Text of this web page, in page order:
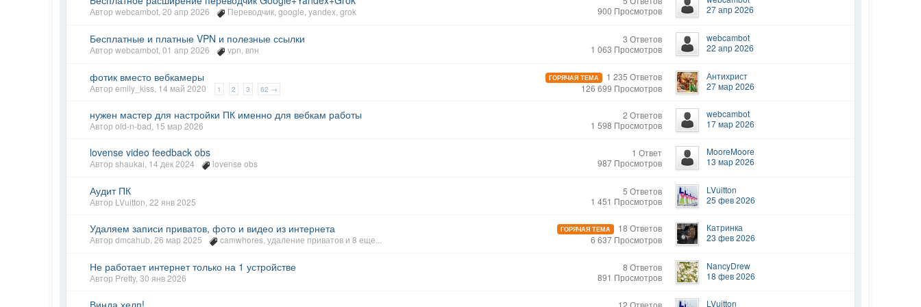
Авторwebcambot ,20 апр 2026 Переводчик ,google ,yandex ,grok
900 Просмотров
27 апр 2026
Бесплатные и платные VPN и полезные ссылки
Авторwebcambot ,01 апр 2026 vpn впн
3 Ответов
1 063 Просмотров
webcambot
22 апр 2026
фотик вместо вебкамеры
Авторemily_kiss 14 май 2020 1 2 3 62 →
ГОРЯЧАЯ ТЕМА
1 235 Ответов
126 699 Просмотров
Антихрист
27 мар 2026
нужен мастер для настройки ПК именно для вебкам работы
Авторold-n-bad 15 мар 2026
2 Ответов
1 598 Просмотров
webcambot
17 мар 2026
lovense video feedback obs
Авторshaukai 14 дек 2024 lovense obs
1 Ответ
987 Просмотров
MooreMoore
13 мар 2026
Аудит ПК
Автор LVuitton ,22 янв 2025
5 Ответов
1 451 Просмотров
LVuitton
25 фев 2026
Удаляем записи приватов, фото и видео из интернета
Авторdmcahub ,26 мар 2025 camwhores ,удаление приватов и 8 еще...
ГОРЯЧАЯ ТЕМА
18 Ответов
6 637 Просмотров
Катринка
23 фев 2026
Не работает интернет только на 1 устройстве
Автор Pretty,30 янв 2026
8 Ответов
891 Просмотров
NancyDrew
18 фев 2026
Винда хелп! 12 Ответов LVuitton